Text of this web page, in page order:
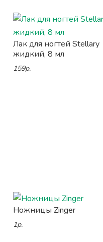
Лак для ногтей Stellary
жидкий, 8 мл
159р.
Ножницы Zinger
1р.